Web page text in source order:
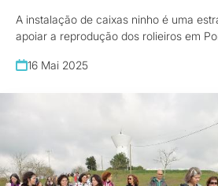
A instalação de caixas ninho é uma
apoiar a reprodução dos rolieiros em
16 Mai 2025